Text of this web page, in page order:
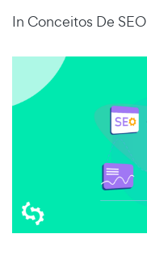
In Conceitos De SEO